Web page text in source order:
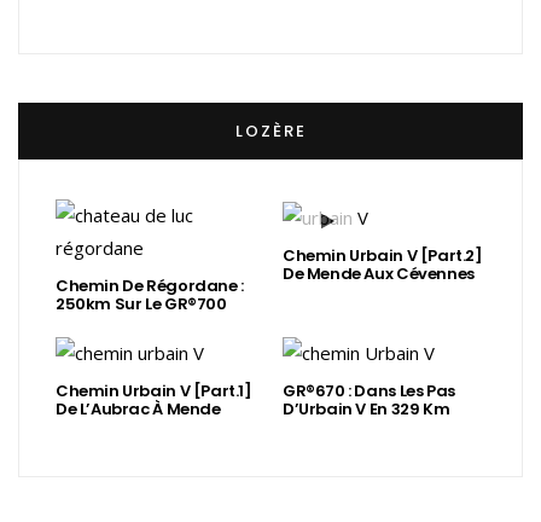
LOZÈRE
Chemin De Régordane :
250km Sur Le GR®700
Chemin Urbain V [Part.2]
De Mende Aux Cévennes
Chemin Urbain V [Part.1]
De L’Aubrac À Mende
GR®670 : Dans Les Pas
D’Urbain V En 329 Km